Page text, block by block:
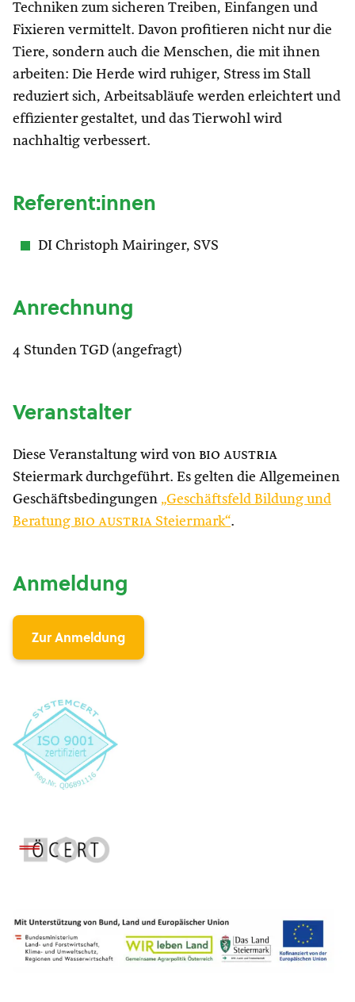
Techniken zum sicheren Treiben, Einfangen und
Fixieren vermittelt. Davon profitieren nicht nur die
Tiere, sondern auch die Menschen, die mit ihnen
arbeiten: Die Herde wird ruhiger, Stress im Stall
reduziert sich, Arbeitsabläufe werden erleichtert und
effizienter gestaltet, und das Tierwohl wird
nachhaltig verbessert.
Referent:innen
DI Christoph Mairinger, SVS
Anrechnung
4 Stunden TGD (angefragt)
Veranstalter
Diese Veranstaltung wird von bio austria
Steiermark durchgeführt. Es gelten die Allgemeinen
Geschäftsbedingungen „Geschäftsfeld Bildung und
Beratung bio austria Steiermark“.
Anmeldung
Zur Anmeldung